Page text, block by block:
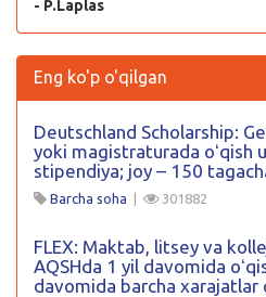
- P.Laplas
Eng ko'p o'qilgan
Deutschland Scholarship:
yoki magistraturada oʻqish
stipendiya; joy – 150
Barcha soha | 301882
FLEX: Maktab, litsey va
AQSHda 1 yil davomida
davomida barcha xarajatlar